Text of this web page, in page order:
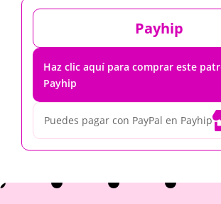
Payhip
Haz clic aquí para comprar este
Payhip
Puedes pagar con PayPal en Payhip